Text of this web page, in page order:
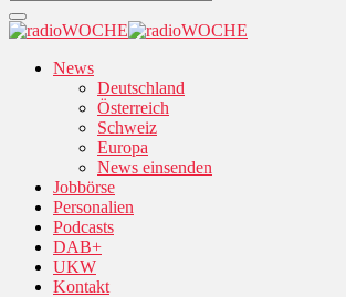
News
Deutschland
Österreich
Schweiz
Europa
News einsenden
Jobbörse
Personalien
Podcasts
DAB+
UKW
Kontakt